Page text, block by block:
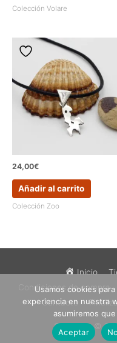
Colección Volare
24,00€
Añadir al carrito
Colección Zoo
Inicio
Condiciones de compra
Contacto
Copyright ©
Usamos cookies
experiencia en nuestra
asumiremos
Aceptar
No